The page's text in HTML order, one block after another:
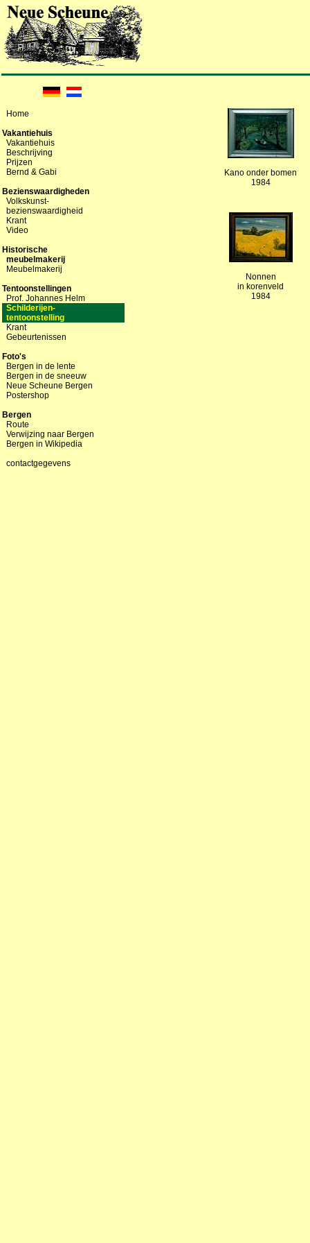
Home
Vakantiehuis
Vakantiehuis
Beschrijving
Prijzen
Bernd & Gabi
Bezienswaardigheden
Volkskunst-
bezienswaardigheid
Krant
Video
Historische
meubelmakerij
Meubelmakerij
Tentoonstellingen
Prof. Johannes Helm
Schilderijen-
tentoonstelling
Krant
Gebeurtenissen
Foto's
Bergen in de lente
Bergen in de sneeuw
Neue Scheune Bergen
Postershop
Bergen
Route
Verwijzing naar Bergen
Bergen in Wikipedia
contactgegevens
Kano onder bomen
1984
Nonnen
in korenveld
1984